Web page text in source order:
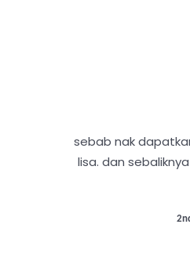
sebab nak
lisa. dan